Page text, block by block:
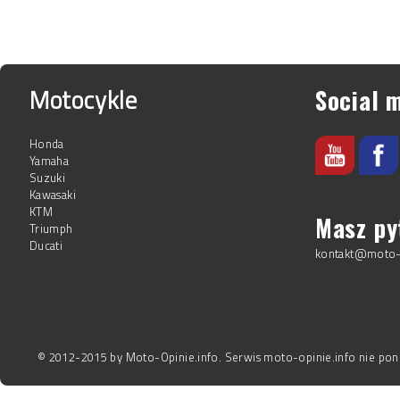
Motocykle
Honda
Yamaha
Suzuki
Kawasaki
KTM
Triumph
Ducati
Social
Masz
© 2012-2015 by Moto-Opinie.info. Serwis moto-opinie.info nie